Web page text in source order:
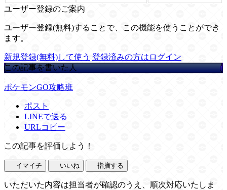
ユーザー登録のご案内
ユーザー登録(無料)することで、この機能を使うことができ
ます。
新規登録(無料)して使う 登録済みの方はログイン
この記事を書いた人
ポケモンGO攻略班
ポスト
LINEで送る
URLコピー
この記事を評価しよう！
イマイチ いいね 指摘する
いただいた内容は担当者が確認のうえ、順次対応いたしま